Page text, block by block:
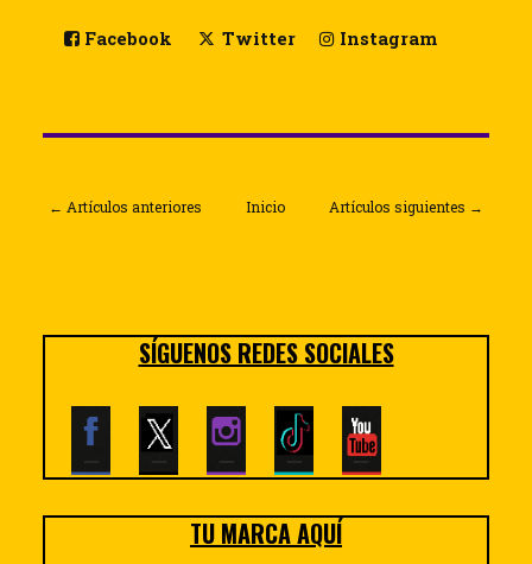
Facebook Twitter Instagram
← Artículos anteriores Artículos siguientes →
Inicio
SÍGUENOS REDES SOCIALES
TU MARCA AQUÍ